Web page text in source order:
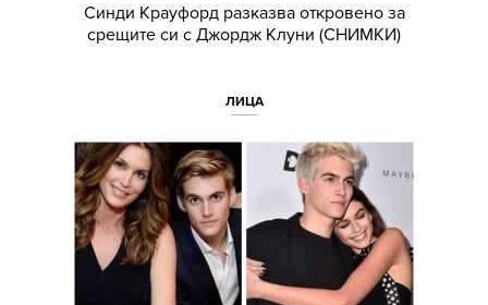
Синди Крауфорд разказва откровено за
срещите си с Джордж Клуни (СНИМКИ)
ЛИЦА